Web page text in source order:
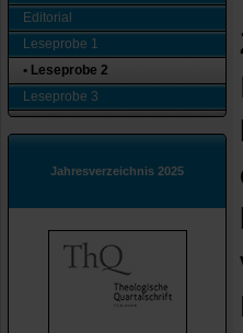
Editorial
Leseprobe 1
• Leseprobe 2
Leseprobe 3
Jahresverzeichnis 2025